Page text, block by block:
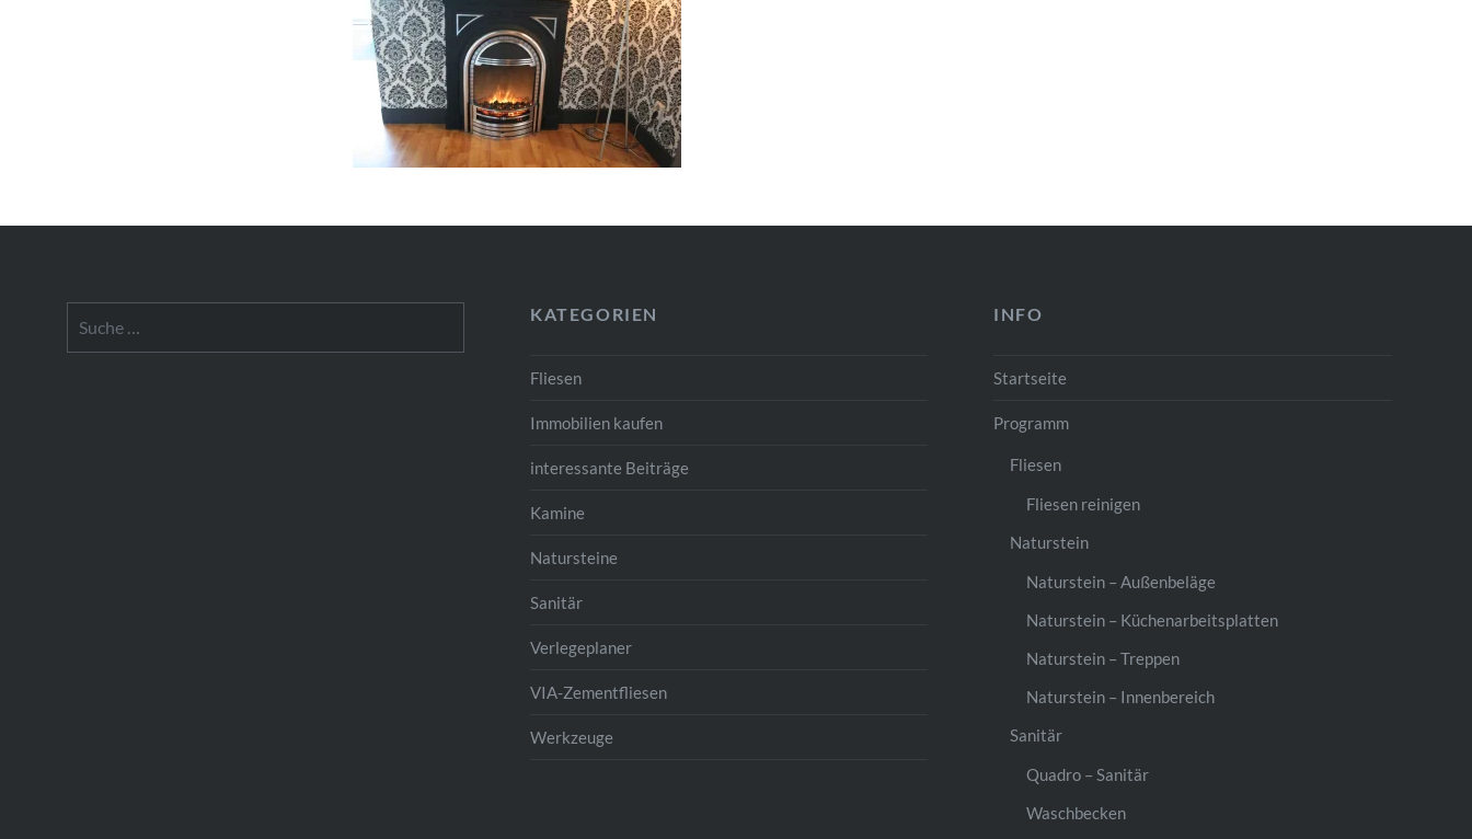
nach:
KATEGORIEN
Fliesen
Immobilien kaufen
interessante Beiträge
Kamine
Natursteine
Sanitär
Verlegeplaner
VIA-Zementfliesen
Werkzeuge
INFO
Startseite
Programm
Fliesen
Fliesen reinigen
Naturstein
Naturstein – Außenbeläge
Naturstein – Küchenarbeitsplatten
Naturstein – Treppen
Naturstein – Innenbereich
Sanitär
Quadro – Sanitär
Waschbecken